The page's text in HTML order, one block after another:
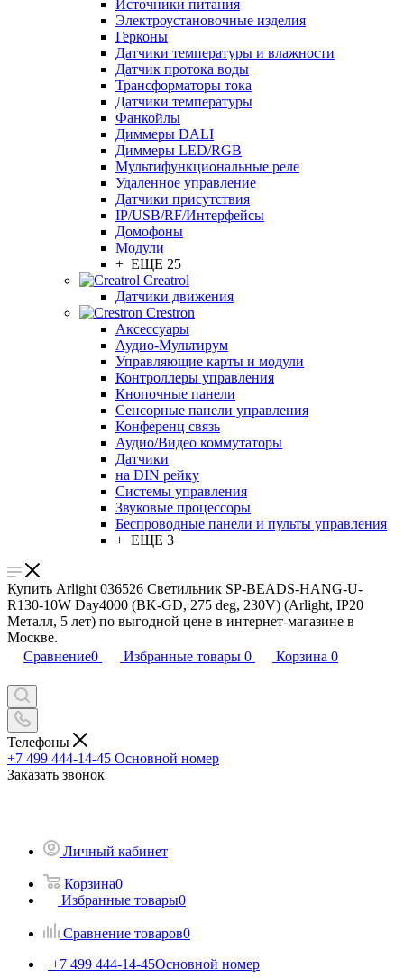
Источники питания
Электроустановочные изделия
Герконы
Датчики температуры и влажности
Датчик протока воды
Трансформаторы тока
Датчики температуры
Фанкойлы
Диммеры DALI
Диммеры LED/RGB
Мультифункциональные реле
Удаленное управление
Датчики присутствия
IP/USB/RF/Интерфейсы
Домофоны
Модули
+ ЕЩЕ 25
Creatrol
Датчики движения
Crestron
Аксессуары
Аудио-Мультирум
Управляющие карты и модули
Контроллеры управления
Кнопочные панели
Сенсорные панели управления
Конференц связь
Аудио/Видео коммутаторы
Датчики
на DIN рейку
Системы управления
Звуковые процессоры
Беспроводные панели и пульты управления
+ ЕЩЕ 3
Купить Arlight 036526 Светильник SP-BEADS-HANG-U-
R130-10W Day4000 (BK-GD, 275 deg, 230V) (Arlight, IP20
Металл, 5 лет) по выгодной цене в интернет-магазине в
Москве.
Сравнение0 Избранные товары 0 Корзина 0
Телефоны
+7 499 444-14-45 Основной номер
Заказать звонок
Личный кабинет
Корзина0
Избранные товары0
Сравнение товаров0
+7 499 444-14-45Основной номер